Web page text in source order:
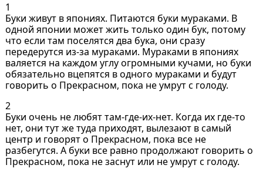
1
Буки живут в япониях. Питаются буки мураками. В
одной японии может жить только один бук, потому
что если там поселятся два бука, они сразу
передерутся из-за мураками. Мураками в япониях
валяется на каждом углу огромными кучами, но буки
обязательно вцепятся в одного мураками и будут
говорить о Прекрасном, пока не умрут с голоду.
2
Буки очень не любят там-где-их-нет. Когда их где-то
нет, они тут же туда приходят, вылезают в самый
центр и говорят о Прекрасном, пока все не
разбегутся. А буки все равно продолжают говорить о
Прекрасном, пока не заснут или не умрут с голоду.